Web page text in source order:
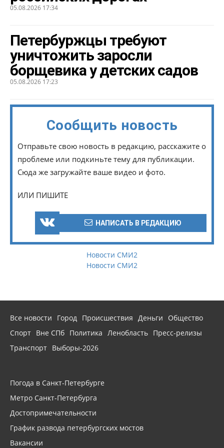
05.08.2026 17:34
Петербуржцы требуют
уничтожить заросли
борщевика у детских садов
05.08.2026 17:23
Сообщить новость
Отправьте свою новость в редакцию, расскажите о
проблеме или подкиньте тему для публикации.
Сюда же загружайте ваше видео и фото.
ИЛИ ПИШИТЕ
НАПИСАТЬ В РЕДАКЦИЮ
Новости СМИ2
Новости СМИ2
Все новости Город Происшествия Деньги
Общество
Спорт Вне СПб Политика Ленобласть Пресс-релизы
Транспорт Выборы-2026
Погода в Санкт-Петербурге
Метро Санкт-Петербурга
Достопримечательности
График развода петербургских мостов
Вакансии